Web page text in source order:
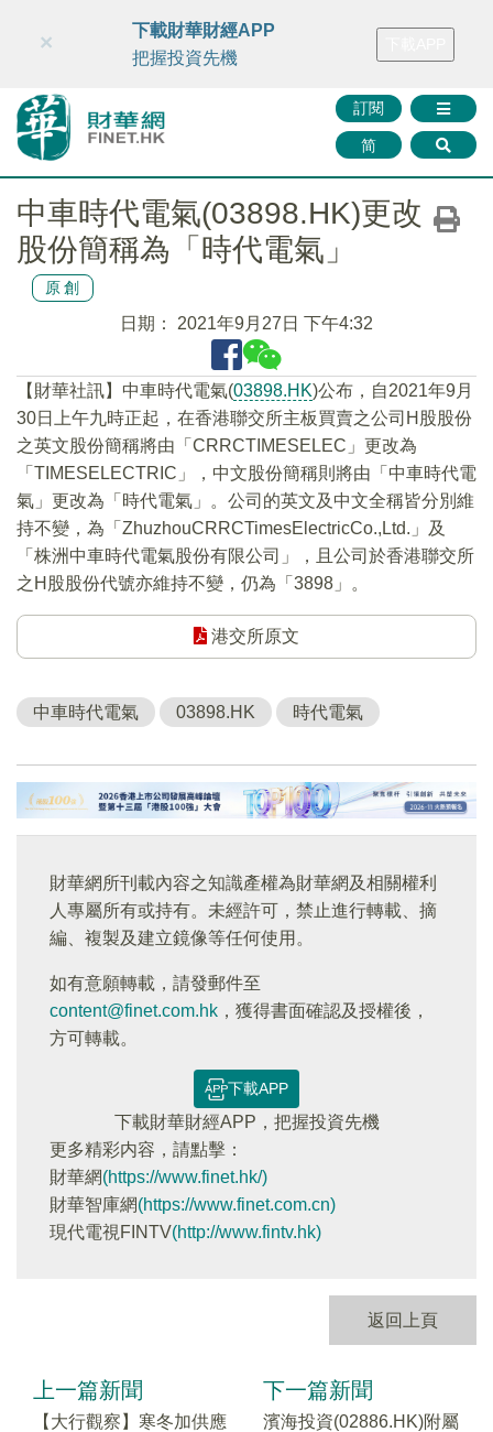
財華智庫網 FINTV FINMETA 財華證券 媒體矩陣
訂閱
简
×
下載財華財經APP
把握投資先機
中車時代電氣(03898.HK)更改
股份簡稱為「時代電氣」
原創
日期： 2021年9月27日 下午4:32
【財華社訊】中車時代電氣(03898.HK)公布，自2021年9月
30日上午九時正起，在香港聯交所主板買賣之公司H股股份
之英文股份簡稱將由「CRRCTIMESELEC」更改為
「TIMESELECTRIC」，中文股份簡稱則將由「中車時代電
氣」更改為「時代電氣」。公司的英文及中文全稱皆分別維
持不變，為「ZhuzhouCRRCTimesElectricCo.,Ltd.」及
「株洲中車時代電氣股份有限公司」，且公司於香港聯交所
之H股股份代號亦維持不變，仍為「3898」。
港交所原文
中車時代電氣 03898.HK 時代電氣
財華網所刊載內容之知識產權為財華網及相關權利
人專屬所有或持有。未經許可，禁止進行轉載、摘
編、複製及建立鏡像等任何使用。
如有意願轉載，請發郵件至
content@finet.com.hk ，獲得書面確認及授權後，
方可轉載。
下載APP
下載財華財經APP，把握投資先機
更多精彩内容，請點擊：
財華網(https://www.finet.hk/)
財華智庫網(https://www.finet.com.cn)
現代電視FINTV(http://www.fintv.hk)
返回上頁
上一篇新聞
【大行觀察】寒冬加供應
下一篇新聞
濱海投資(02886.HK)附屬